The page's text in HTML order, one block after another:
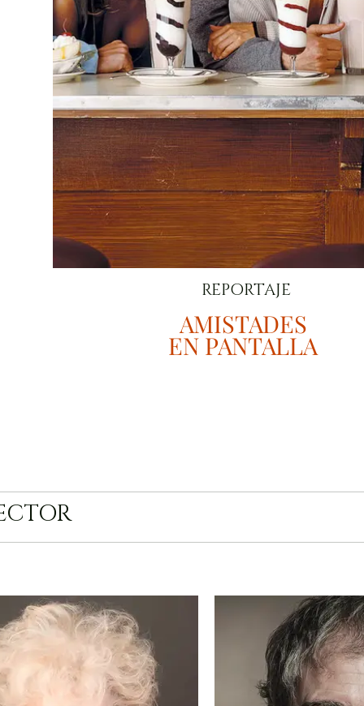
AMISTADES
EN PANTALLA
REPORTAJE